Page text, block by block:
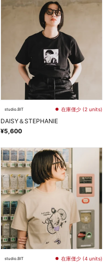
studio.BIT 在庫僅少 (2 units)
DAISY＆STEPHANIE
¥5,600
studio.BIT 在庫僅少 (4 units)